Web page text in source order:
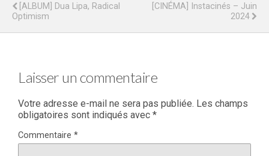
[ALBUM] Dua Lipa, Radical
Optimism
[CINÉMA] Instacinés – Juin
2024
Laisser un commentaire
Votre adresse e-mail ne sera pas publiée. Les champs
obligatoires sont indiqués avec *
Commentaire *